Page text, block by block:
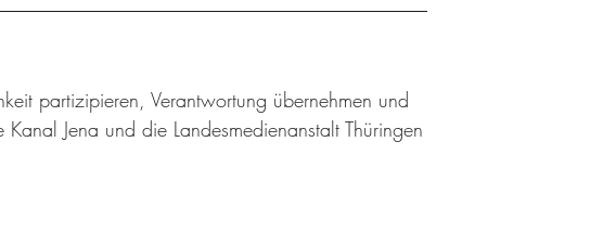
partizipieren, Verantwortung übernehmen und
Jena und die Landesmedienanstalt Thüringen